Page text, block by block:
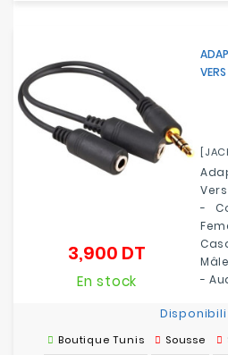
-
Mâle
-
3,900 DT
En stock
Boutique Tunis Sousse